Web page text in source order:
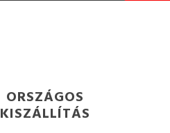
ORSZÁGOS
KISZÁLLÍTÁS